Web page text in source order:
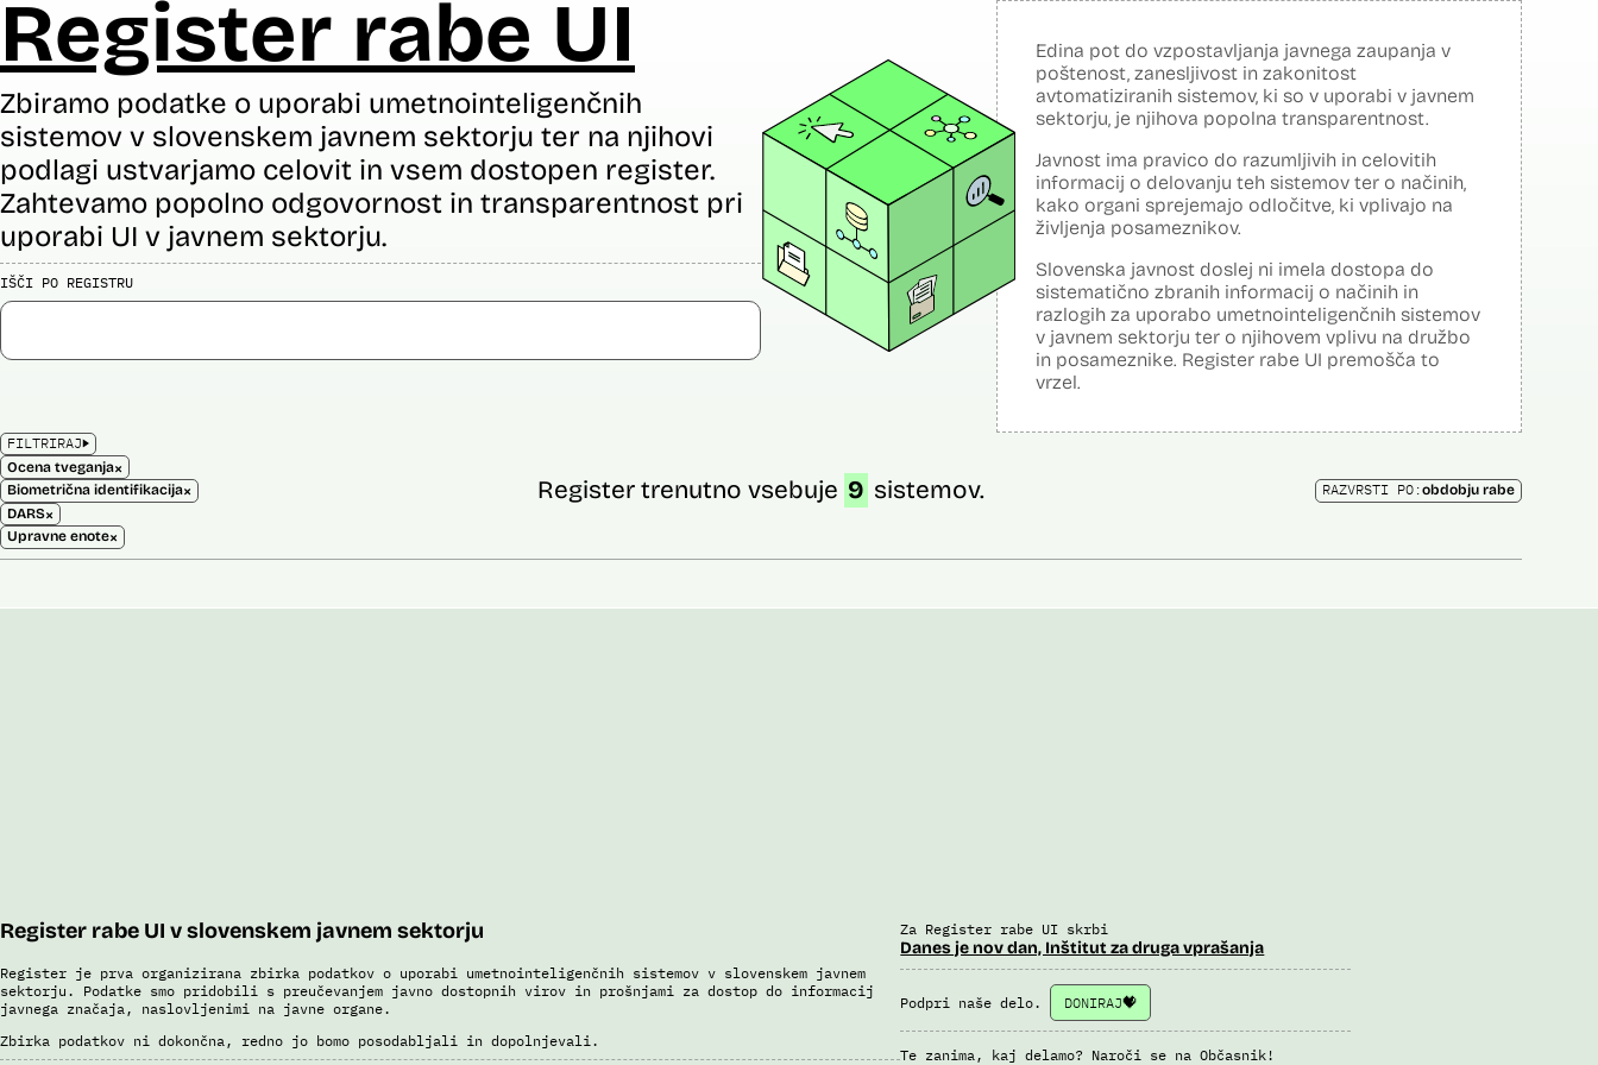
Register rabe UI
Zbiramo podatke o uporabi umetnointeligenčnih
sistemov v slovenskem javnem sektorju ter na njihovi
podlagi ustvarjamo celovit in vsem dostopen register.
Zahtevamo popolno odgovornost in transparentnost pri
uporabi UI v javnem sektorju.
IŠČI PO REGISTRU
Edina pot do vzpostavljanja javnega zaupanja v
poštenost, zanesljivost in zakonitost
avtomatiziranih sistemov, ki so v uporabi v javnem
sektorju, je njihova popolna transparentnost.
Javnost ima pravico do razumljivih in celovitih
informacij o delovanju teh sistemov ter o načinih,
kako organi sprejemajo odločitve, ki vplivajo na
življenja posameznikov.
Slovenska javnost doslej ni imela dostopa do
sistematično zbranih informacij o načinih in
razlogih za uporabo umetnointeligenčnih sistemov
v javnem sektorju ter o njihovem vplivu na družbo
in posameznike. Register rabe UI premošča to
vrzel.
FILTRIRAJ
Ocena tveganja×
Biometrična identifikacija×
DARS×
Upravne enote×
Register trenutno vsebuje 9 sistemov. RAZVRSTI PO:obdobju rabe
Register rabe UI v slovenskem javnem sektorju
Register je prva organizirana zbirka podatkov o uporabi umetnointeligenčnih sistemov v slovenskem javnem
sektorju. Podatke smo pridobili s preučevanjem javno dostopnih virov in prošnjami za dostop do informacij
javnega značaja, naslovljenimi na javne organe.
Zbirka podatkov ni dokončna, redno jo bomo posodabljali in dopolnjevali.
Za Register rabe UI skrbi
Danes je nov dan, Inštitut za druga vprašanja
Podpri naše delo. DONIRAJ
Te zanima, kaj delamo? Naroči se na Občasnik!